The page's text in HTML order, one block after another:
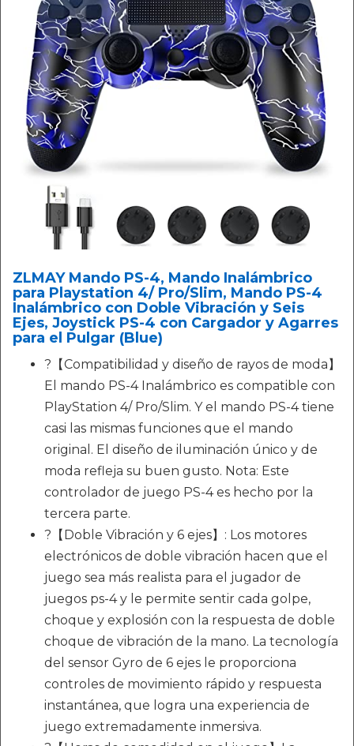
ZLMAY Mando PS-4, Mando Inalámbrico
para Playstation 4/ Pro/Slim, Mando PS-4
Inalámbrico con Doble Vibración y Seis
Ejes, Joystick PS-4 con Cargador y Agarres
para el Pulgar (Blue)
?【Compatibilidad y diseño de rayos de moda】
El mando PS-4 Inalámbrico es compatible con
PlayStation 4/ Pro/Slim. Y el mando PS-4 tiene
casi las mismas funciones que el mando
original. El diseño de iluminación único y de
moda refleja su buen gusto. Nota: Este
controlador de juego PS-4 es hecho por la
tercera parte.
?【Doble Vibración y 6 ejes】: Los motores
electrónicos de doble vibración hacen que el
juego sea más realista para el jugador de
juegos ps-4 y le permite sentir cada golpe,
choque y explosión con la respuesta de doble
choque de vibración de la mano. La tecnología
del sensor Gyro de 6 ejes le proporciona
controles de movimiento rápido y respuesta
instantánea, que logra una experiencia de
juego extremadamente inmersiva.